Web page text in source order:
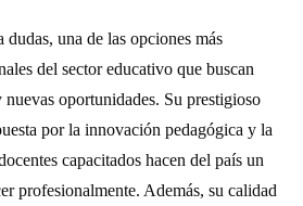
una de las opciones más
del sector educativo que buscan
oportunidades. Su prestigioso
por la innovación pedagógica y la
capacitados hacen del país un
profesionalmente. Además, su calidad